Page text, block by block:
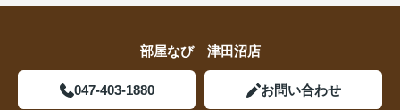
部屋なび 津田沼店
047-403-1880 お問い合わせ